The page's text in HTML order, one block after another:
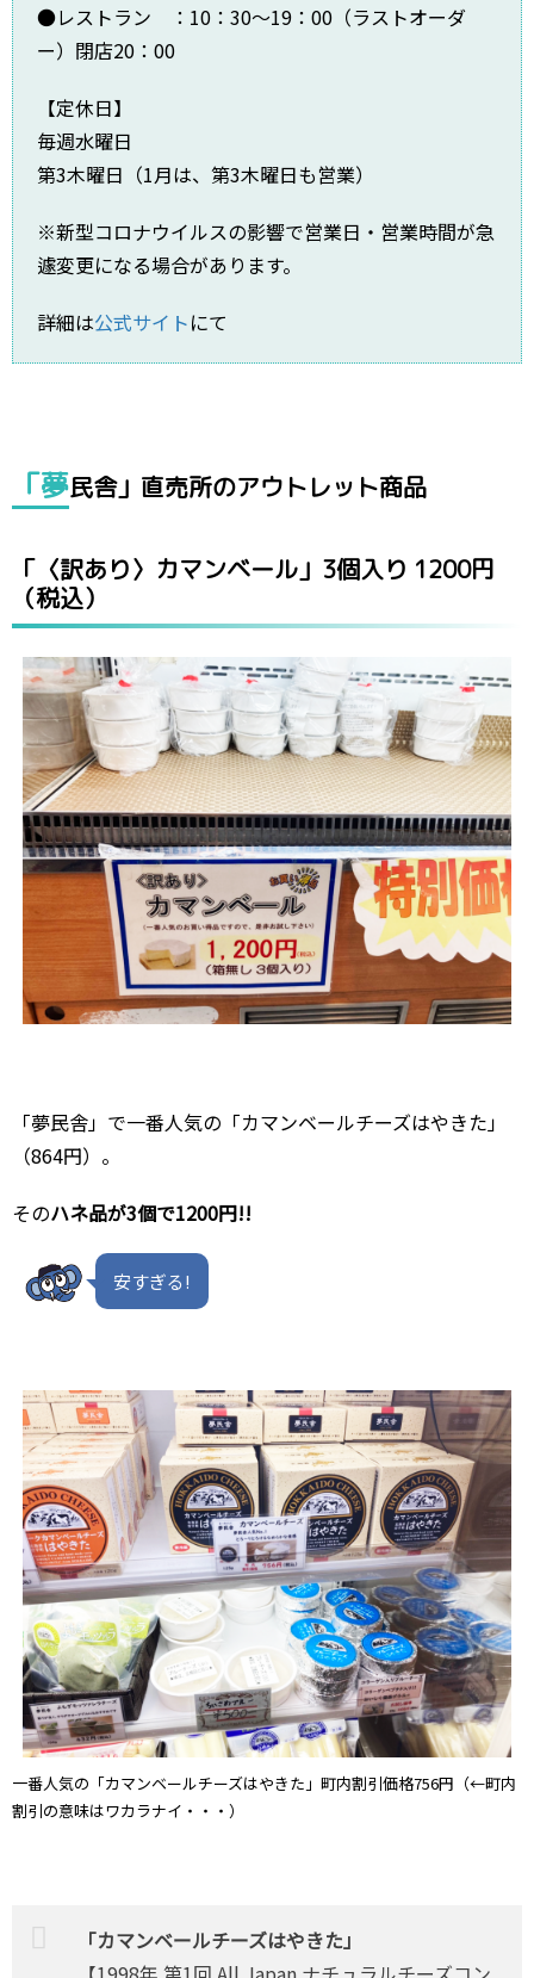
●レストラン ：10：30～19：00（ラストオーダ
ー）閉店20：00
【定休日】
毎週水曜日
第3木曜日（1月は、第3木曜日も営業）
※新型コロナウイルスの影響で営業日・営業時間が急
遽変更になる場合があります。
詳細は公式サイトにて
「夢民舎」直売所のアウトレット商品
「〈訳あり〉カマンベール」3個入り 1200円
（税込）
「夢民舎」で一番人気の「カマンベールチーズはやきた」
（864円）。
そのハネ品が3個で1200円!!
安すぎる!
一番人気の「カマンベールチーズはやきた」町内割引価格756円（←町内
割引の意味はワカラナイ・・・）
「カマンベールチーズはやきた」